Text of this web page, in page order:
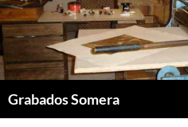
Saltar
al
contenido
Grabados Somera